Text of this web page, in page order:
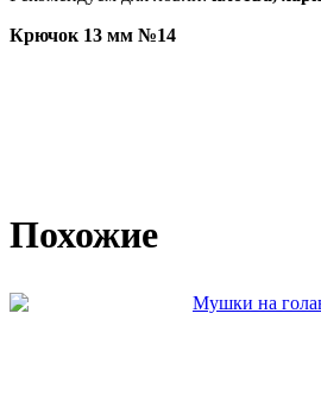
Крючок 13 мм №14
Похожие